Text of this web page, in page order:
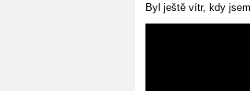
Byl ještě vítr, kdy